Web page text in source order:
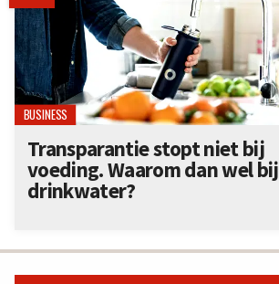
BUSINESS
Transparantie stopt niet bij
voeding. Waarom dan wel bij
drinkwater?